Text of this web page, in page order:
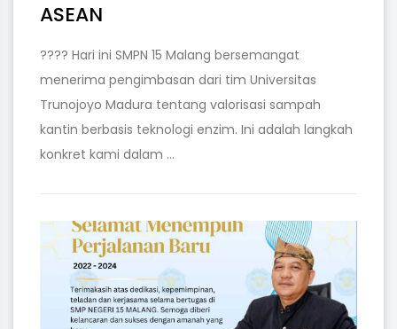
ASEAN
???? Hari ini SMPN 15 Malang bersemangat
menerima pengimbasan dari tim Universitas
Trunojoyo Madura tentang valorisasi sampah
kantin berbasis teknologi enzim. Ini adalah langkah
konkret kami dalam ...